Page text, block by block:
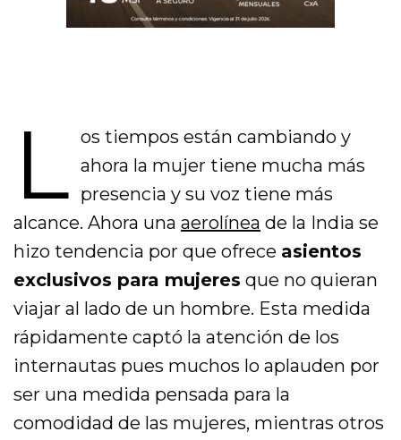
L os tiempos están cambiando y
ahora la mujer tiene mucha más
presencia y su voz tiene más
alcance. Ahora unaaerolínea de la India se
hizo tendencia por que ofrece asientos
exclusivos para mujeres que no quieran
viajar al lado de un hombre. Esta medida
rápidamente captó la atención de los
internautas pues muchos lo aplauden por
ser una medida pensada para la
comodidad de las mujeres, mientras otros